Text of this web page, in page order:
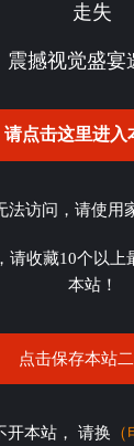
走失
撼视觉盛宴
点击这里进入
法访问，请使用
请收藏10个以上
本站！
点击保存本站
开本站， 请换